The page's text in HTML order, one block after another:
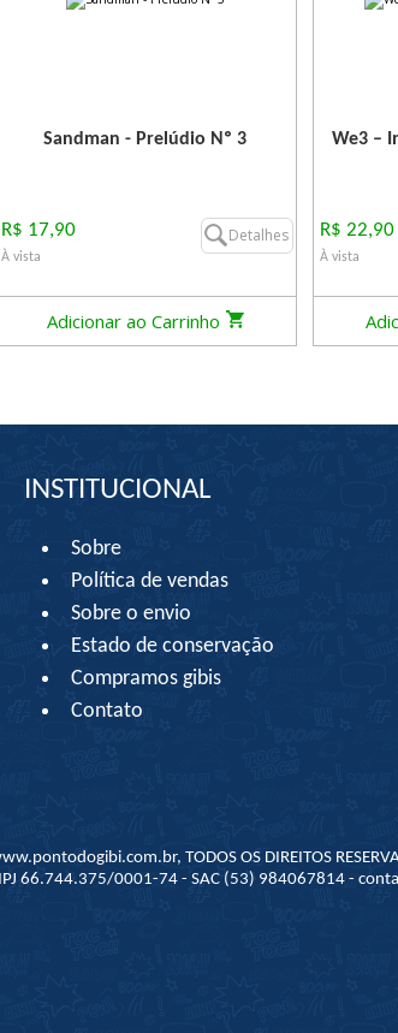
Sandman - Prelúdio Nº 3
R$ 17,90
À vista
Detalhes
Adicionar ao Carrinho
We3 –
R$ 22,90
À vista
INSTITUCIONAL
Sobre
Política de vendas
Sobre o envio
Estado de conservação
Compramos gibis
Contato
TODOS OS DIREITOS
66.744.375/0001-74 - SAC (53) 984067814 -